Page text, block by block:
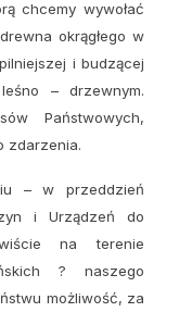
chcemy wywołać
okrągłego w
i budzącej
– drzewnym.
Państwowych,
zdarzenia.
–w przeddzień
i Urządzeń do
na terenie
? naszego
możliwość, za